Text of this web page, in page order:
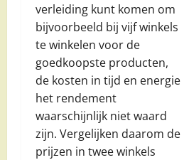
verleiding kunt komen om
bijvoorbeeld bij vijf winkels
te winkelen voor de
goedkoopste producten,
de kosten in tijd en energie
het rendement
waarschijnlijk niet waard
zijn. Vergelijken daarom de
prijzen in twee winkels